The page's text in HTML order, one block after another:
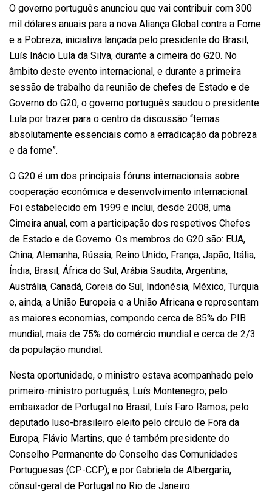
O governo português anunciou que vai contribuir com 300
mil dólares anuais para a nova Aliança Global contra a Fome
e a Pobreza, iniciativa lançada pelo presidente do Brasil,
Luís Inácio Lula da Silva, durante a cimeira do G20. No
âmbito deste evento internacional, e durante a primeira
sessão de trabalho da reunião de chefes de Estado e de
Governo do G20, o governo português saudou o presidente
Lula por trazer para o centro da discussão “temas
absolutamente essenciais como a erradicação da pobreza
e da fome”.
O G20 é um dos principais fóruns internacionais sobre
cooperação económica e desenvolvimento internacional.
Foi estabelecido em 1999 e inclui, desde 2008, uma
Cimeira anual, com a participação dos respetivos Chefes
de Estado e de Governo. Os membros do G20 são: EUA,
China, Alemanha, Rússia, Reino Unido, França, Japão, Itália,
Índia, Brasil, África do Sul, Arábia Saudita, Argentina,
Austrália, Canadá, Coreia do Sul, Indonésia, México, Turquia
e, ainda, a União Europeia e a União Africana e representam
as maiores economias, compondo cerca de 85% do PIB
mundial, mais de 75% do comércio mundial e cerca de 2/3
da população mundial.
Nesta oportunidade, o ministro estava acompanhado pelo
primeiro-ministro português, Luís Montenegro; pelo
embaixador de Portugal no Brasil, Luís Faro Ramos; pelo
deputado luso-brasileiro eleito pelo círculo de Fora da
Europa, Flávio Martins, que é também presidente do
Conselho Permanente do Conselho das Comunidades
Portuguesas (CP-CCP); e por Gabriela de Albergaria,
cônsul-geral de Portugal no Rio de Janeiro.